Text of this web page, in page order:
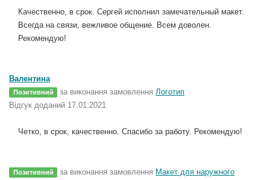
Качественно, в срок. Сергей исполнил замечательный макет.
Всегда на связи, вежливое общение. Всем доволен.
Рекомендую!
Валентина
Позитивний за виконання замовленняЛоготип
Відгук доданий 17.01.2021
Четко, в срок, качественно. Спасибо за работу. Рекомендую!
Позитивний за виконання замовлення Макет для наружного